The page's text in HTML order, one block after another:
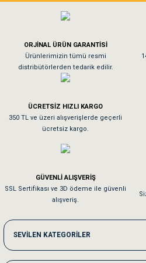
Köpeğim bayıldı hediyeler için teşekkürler
As**** Tu******
Tavşanım kafesinin kalitesine ve
Sa**** On******
Kedilerim beğeniyorlar. Memnunuz. Uygun
Me***** Ya******
Akşam verdiğim sipariş bir sonraki gün
ORJİNAL ÜRÜN GARANTİSİ
Ürünlerimizin tümü resmi
distribütörlerden tedarik edilir.
ÜCRETSİZ HIZLI KARGO
350 TL ve üzeri alışverişlerde geçerli
ücretsiz kargo.
GÜVENLİ ALIŞVERİŞ
SSL Sertifikası ve 3D ödeme ile güvenli
alışveriş.
SEVİLEN KATEGORİLER